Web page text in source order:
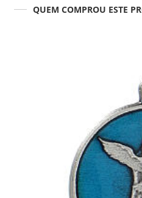
QUEM COMPROU ESTE